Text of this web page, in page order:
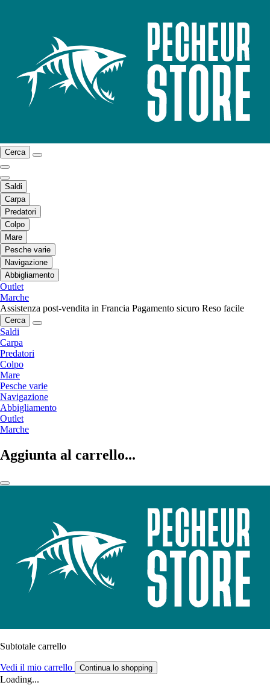
Cerca
Saldi
Carpa
Predatori
Colpo
Mare
Pesche varie
Navigazione
Abbigliamento
Outlet
Marche
Assistenza post-vendita in Francia Pagamento sicuro Reso facile
Cerca
Saldi
Carpa
Predatori
Colpo
Mare
Pesche varie
Navigazione
Abbigliamento
Outlet
Marche
Aggiunta al carrello...
Subtotale carrello
Vedi il mio carrello Continua lo shopping
Loading...